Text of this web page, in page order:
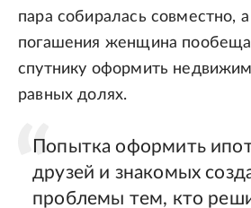
пара собиралась совместно,
погашения женщина
спутнику оформить
равных долях.
Попытка оформить
друзей и знакомых
проблемы тем, кто